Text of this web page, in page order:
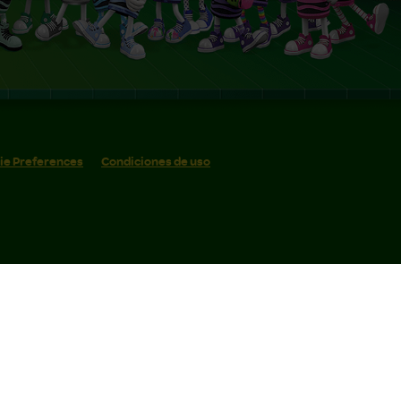
Preferences Condiciones de uso